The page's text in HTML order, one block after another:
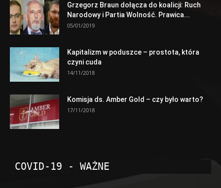
Grzegorz Braun dołącza do koalicji: Ruch
Narodowy i Partia Wolność. Prawica...
05/01/2019
Kapitalizm w poduszce – prostota, która
czyni cuda
14/11/2018
Komisja ds. Amber Gold – czy było warto?
17/11/2018
COVID-19 - WAŻNE